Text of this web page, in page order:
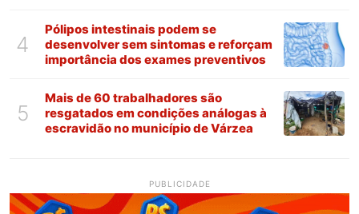
4
Pólipos intestinais podem se
desenvolver sem sintomas e reforçam
importância dos exames preventivos
5
Mais de 60 trabalhadores são
resgatados em condições análogas à
escravidão no município de Várzea
PUBLICIDADE